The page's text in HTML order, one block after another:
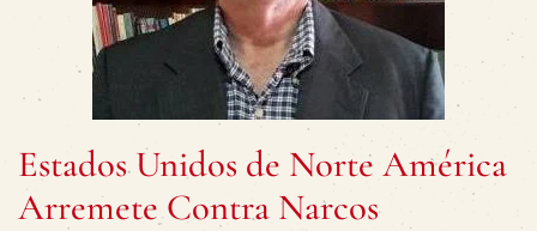
Estados Unidos de Norte América
Arremete Contra Narcos